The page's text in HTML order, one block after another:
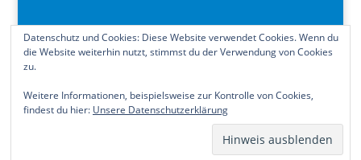
Cookie-Richtlinie (EU)
© 2025 Karl Freller, MdL
Datenschutz und Cookies: Diese Website verwendet Cookies. Wenn du
die Website weiterhin nutzt, stimmst du der Verwendung von Cookies
zu.
Weitere Informationen, beispielsweise zur Kontrolle von Cookies,
findest du hier: Unsere Datenschutzerklärung